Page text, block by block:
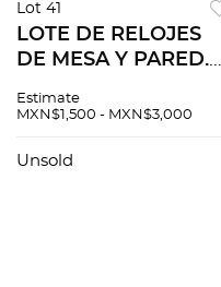
Lot 41
LOTE DE RELOJES
DE MESA Y PARED.
Elaborados en
material sintético.
Estimate
MXN$1,500 - MXN$3,000
Unsold